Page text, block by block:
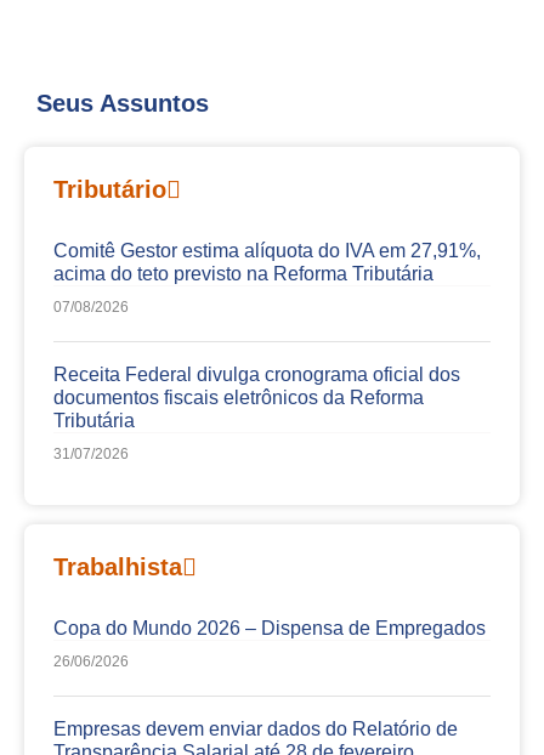
Seus Assuntos
Tributário
Comitê Gestor estima alíquota do IVA em 27,91%,
acima do teto previsto na Reforma Tributária
07/08/2026
Receita Federal divulga cronograma oficial dos
documentos fiscais eletrônicos da Reforma
Tributária
31/07/2026
Trabalhista
Copa do Mundo 2026 – Dispensa de Empregados
26/06/2026
Empresas devem enviar dados do Relatório de